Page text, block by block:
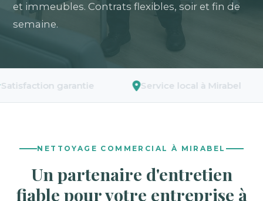
et immeubles. Contrats flexibles, soir et fin de
semaine.
garantie Service local à Mirabel
NETTOYAGE COMMERCIAL À MIRABEL
Un partenaire d'entretien
fiable pour votre entreprise à